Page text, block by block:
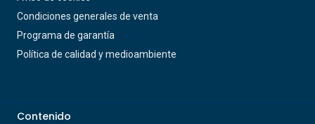
Condiciones generales de venta
Programa de garantía
Política de calidad y medioambiente
Contenido